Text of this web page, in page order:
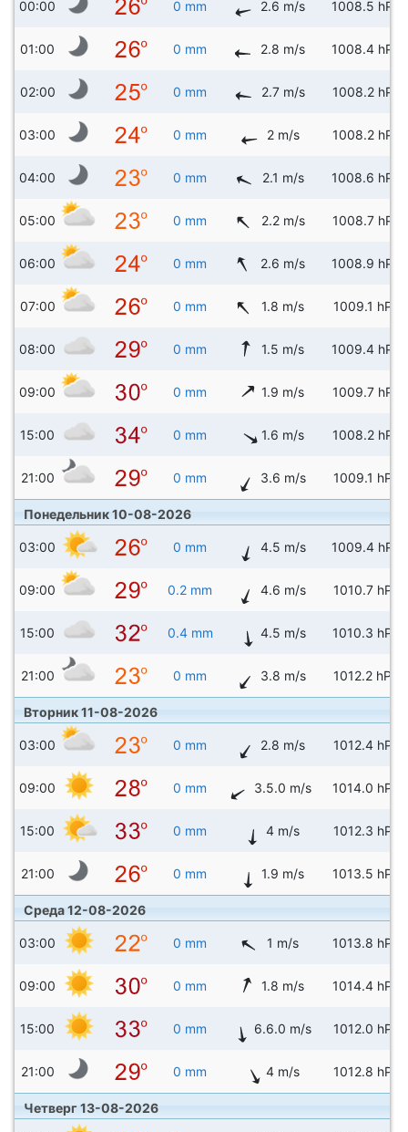
00:00 0 mm 2.6 m/s 1008.5 hPa
01:00 0 mm 2.8 m/s 1008.4 hPa
02:00 0 mm 2.7 m/s 1008.2 hPa
03:00 0 mm 2 m/s 1008.2 hPa
04:00 0 mm 2.1 m/s 1008.6 hPa
05:00 0 mm 2.2 m/s 1008.7 hPa
06:00 0 mm 2.6 m/s 1008.9 hPa
07:00 0 mm 1.8 m/s 1009.1 hPa
08:00 0 mm 1.5 m/s 1009.4 hPa
09:00 0 mm 1.9 m/s 1009.7 hPa
15:00 0 mm 1.6 m/s 1008.2 hPa
21:00 0 mm 3.6 m/s 1009.1 hPa
Понедельник 10-08-2026
03:00 0 mm 4.5 m/s 1009.4 hPa
09:00 0.2 mm 4.6 m/s 1010.7 hPa
15:00 0.4 mm 4.5 m/s 1010.3 hPa
21:00 0 mm 3.8 m/s 1012.2 hPa
Вторник 11-08-2026
03:00 0 mm 2.8 m/s 1012.4 hPa
09:00 0 mm 3.5.0 m/s 1014.0 hPa
15:00 0 mm 4 m/s 1012.3 hPa
21:00 0 mm 1.9 m/s 1013.5 hPa
Среда 12-08-2026
03:00 0 mm 1 m/s 1013.8 hPa
09:00 0 mm 1.8 m/s 1014.4 hPa
15:00 0 mm 6.6.0 m/s 1012.0 hPa
21:00 0 mm 4 m/s 1012.8 hPa
Четверг 13-08-2026